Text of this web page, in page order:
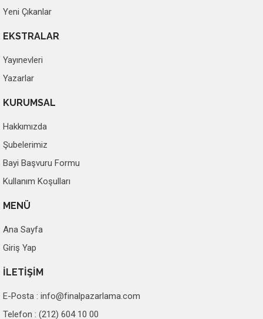
Yeni Çıkanlar
EKSTRALAR
Yayınevleri
Yazarlar
KURUMSAL
Hakkımızda
Şubelerimiz
Bayi Başvuru Formu
Kullanım Koşulları
MENÜ
Ana Sayfa
Giriş Yap
İLETİŞİM
E-Posta : info@finalpazarlama.com
Telefon : (212) 604 10 00